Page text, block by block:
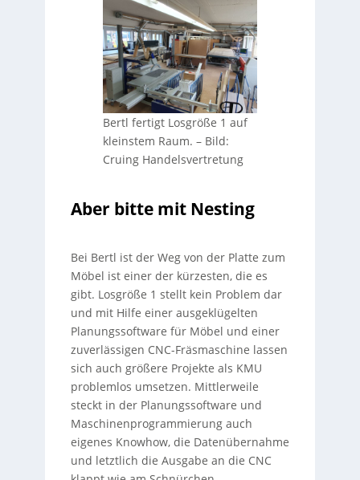
Bertl fertigt Losgröße 1 auf
kleinstem Raum. – Bild:
Cruing Handelsvertretung
Aber bitte mit Nesting
Bei Bertl ist der Weg von der Platte zum
Möbel ist einer der kürzesten, die es
gibt. Losgröße 1 stellt kein Problem dar
und mit Hilfe einer ausgeklügelten
Planungssoftware für Möbel und einer
zuverlässigen CNC-Fräsmaschine lassen
sich auch größere Projekte als KMU
problemlos umsetzen. Mittlerweile
steckt in der Planungssoftware und
Maschinenprogrammierung auch
eigenes Knowhow, die Datenübernahme
und letztlich die Ausgabe an die CNC